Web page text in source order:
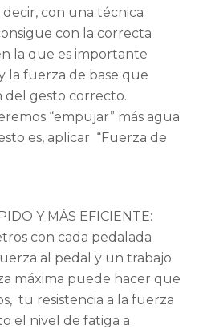
con una técnica
con la correcta
la que es importante
la fuerza de base que
del gesto correcto.
“empujar” más agua
es, aplicar “Fuerza de
Y MÁS EFICIENTE:
con cada pedalada
al pedal y un trabajo
máxima puede hacer que
tu resistencia a la fuerza
el nivel de fatiga a